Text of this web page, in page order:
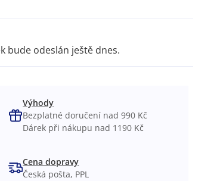
bude odeslán ještě dnes.
Výhody
Bezplatné doručení nad 990 Kč
Dárek při nákupu nad 1190 Kč
Cena dopravy
Česká pošta, PPL